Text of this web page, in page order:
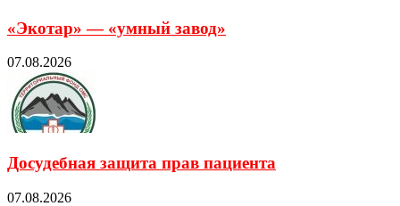
«Экотар» — «умный завод»
07.08.2026
Досудебная защита прав пациента
07.08.2026